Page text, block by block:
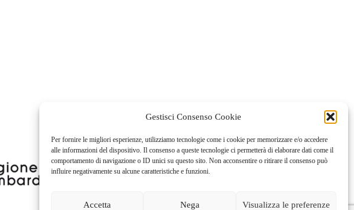
Gestisci Consenso Cookie
Per fornire le migliori esperienze, utilizziamo tecnologie come i cookie per memorizzare e/o accedere
alle informazioni del dispositivo. Il consenso a queste tecnologie ci permetterà di elaborare dati come il
comportamento di navigazione o ID unici su questo sito. Non acconsentire o ritirare il consenso può
influire negativamente su alcune caratteristiche e funzioni.
Accetta Nega Visualizza le preferenze